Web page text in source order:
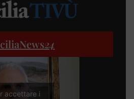
24
accettare i